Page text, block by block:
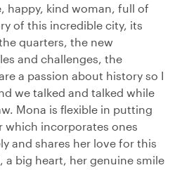
happy, kind woman, full of
of this incredible city, its
quarters, the new
and challenges, the
a passion about history so I
we talked and talked while
Mona is flexible in putting
which incorporates ones
and shares her love for this
big heart, her genuine smile